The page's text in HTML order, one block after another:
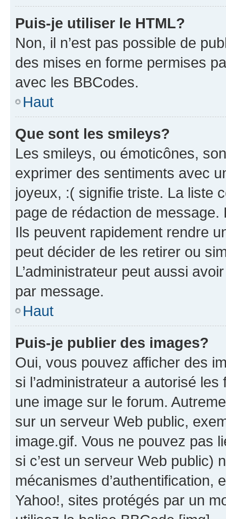
Puis-je utiliser le HTML?
Non, il n’est pas possible de
des mises en forme permises
avec les BBCodes.
Haut
Que sont les smileys?
Les smileys, ou émoticônes,
exprimer des sentiments avec
joyeux, :( signifie triste. La liste
page de rédaction de
Ils peuvent rapidement rendre
peut décider de les retirer ou
L’administrateur peut aussi
par message.
Haut
Puis-je publier des images?
Oui, vous pouvez afficher des
si l’administrateur a autorisé
une image sur le forum.
sur un serveur Web public,
image.gif. Vous ne pouvez pas
si c’est un serveur Web public)
mécanismes d’authentification,
Yahoo!, sites protégés par un